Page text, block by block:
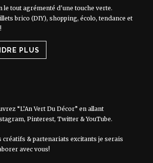
le tout agrémenté d'une touche verte.
brico (DIY), shopping, écolo, tendance et
PLUS
“L’An Vert Du Décor” en allant
, Pinterest, Twitter&YouTube.
créatifs & partenariats excitants je serais
avec vous!